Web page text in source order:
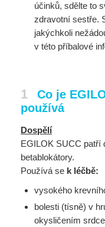
účinků, sdělte to
zdravotní sestře.
jakýchkoli
v této příbalové
1
Co je
používá
Dospělí
EGILOK SUCC patří
betablokátory.
Používá se k léčbě:
vysokého
bolesti (tísně) v
okysličením